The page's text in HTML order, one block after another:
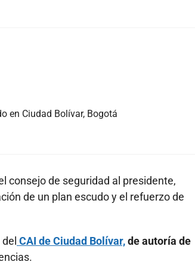
en Ciudad Bolívar, Bogotá
consejo de seguridad al presidente,
de un plan escudo y el refuerzo de
CAI de Ciudad Bolívar,de autoría de